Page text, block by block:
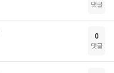
댓글
0
댓글